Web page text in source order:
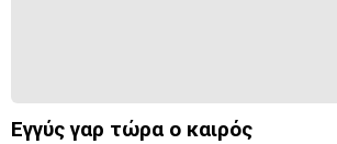
Εγγύς γαρ τώρα ο καιρός